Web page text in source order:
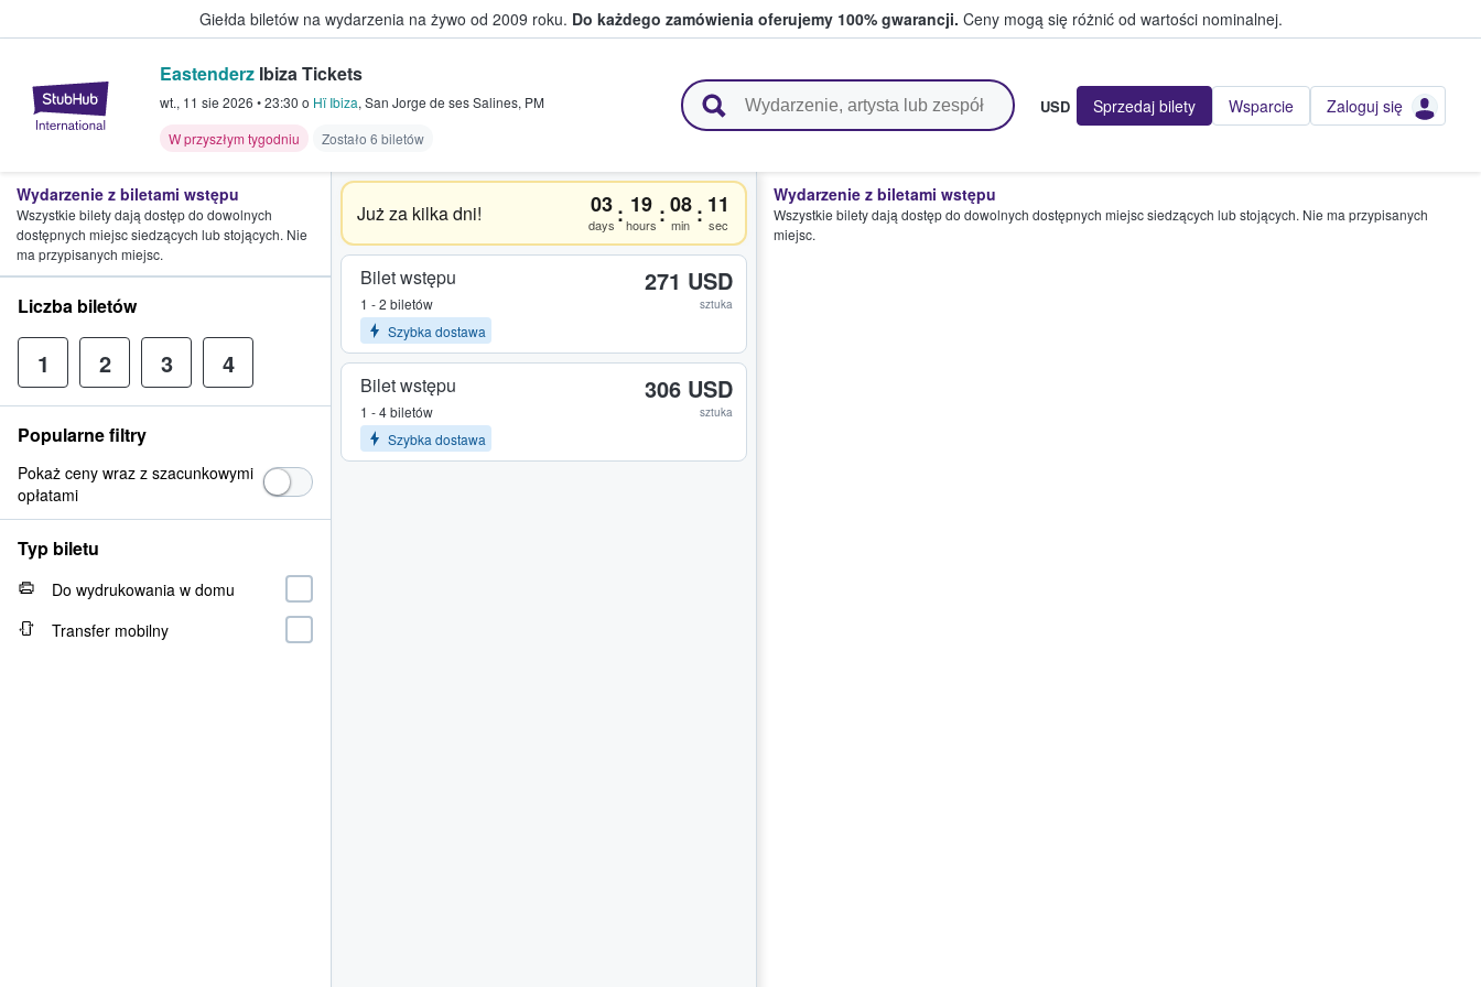
Giełda biletów na wydarzenia na żywo od 2009 roku. Do każdego zamówienia oferujemy 100% gwarancji. Ceny mogą się różnić od wartości nominalnej.
StubHub — miejsce, w którym fani i kibice kupują i sprzedają bilety
Eastenderz Ibiza Tickets
wt., 11 sie 2026 •23:30 o Hï Ibiza, San Jorge de ses Salines, PM
W przyszłym tygodniu
Zostało 6 biletów
USD Sprzedaj bilety Wsparcie Zaloguj się
Już za kilka dni! 03
days : 19
hours :08
min : 11
sec
Bilet wstępu
1 - 2 biletów
Szybka dostawa
271 USD
sztuka
Bilet wstępu
1 - 4 biletów
Szybka dostawa
306 USD
sztuka
Wydarzenie z biletami wstępu
Wszystkie bilety dają dostęp do dowolnych dostępnych miejsc siedzących lub stojących. Nie ma przypisanych
miejsc.
Wydarzenie z biletami wstępu
Wszystkie bilety dają dostęp do dowolnych
dostępnych miejsc siedzących lub stojących. Nie
ma przypisanych miejsc.
Liczba biletów
1 2 3 4
Popularne filtry
Pokaż ceny wraz z szacunkowymi
opłatami
Typ biletu
Do wydrukowania w domu
Transfer mobilny